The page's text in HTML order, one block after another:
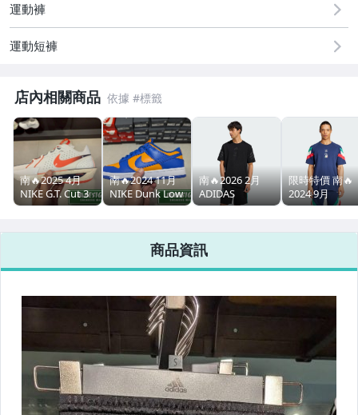
★★雅虎周年慶5折區★★
★★12月聖誕折扣季--給你超狂特價★★
工裝龍頭Carhartt & Dickies
Champion鞋款
NEW ERA 帽款
KEEN 水陸兩用涼鞋
運動褲
運動短褲
店內相關商品
南🔥2025 4月
NIKE G.T. Cut 3
EP 籃球鞋 緩震
男款 白紅
南🔥2024 11月
NIKE Dunk Low
Retro 尼克隊 復
款 藍橘 DV0833-
南🔥2026 2月
ADIDAS
MERCEDES-
PETRONAS F1
車隊短袖上衣 男
款 黑 KE5958
限時特價 南🔥
2024 9月
ADIDAS 短袖上
球 歐洲盃 休閒
商品資訊